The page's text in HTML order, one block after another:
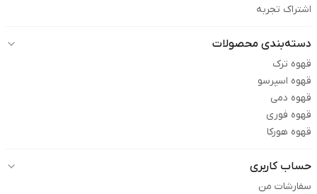
اشتراک تجربه
دسته‌بندی محصولات
قهوه ترک
قهوه اسپرسو
قهوه دمی
قهوه فوری
قهوه هورکا
حساب کاربری
سفارشات من